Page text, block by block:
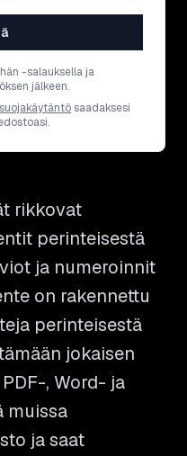
-salauksella ja
jälkeen.
saadaksesi
rikkovat
perinteisestä
ja numeroinnit
on rakennettu
perinteisestä
jokaisen
, Word- ja
muissa
ja saat